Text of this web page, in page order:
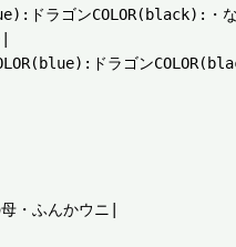
ドラゴンCOLOR(black):・
|
ドラゴン
・ふんかウニ|